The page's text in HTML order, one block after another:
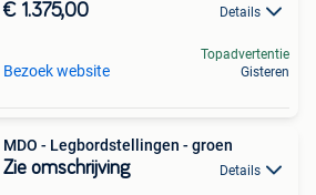
€ 1.375,00 Details
Bezoek website
Topadvertentie
Gisteren
MDO - Legbordstellingen - groen
Zie omschrijving Details